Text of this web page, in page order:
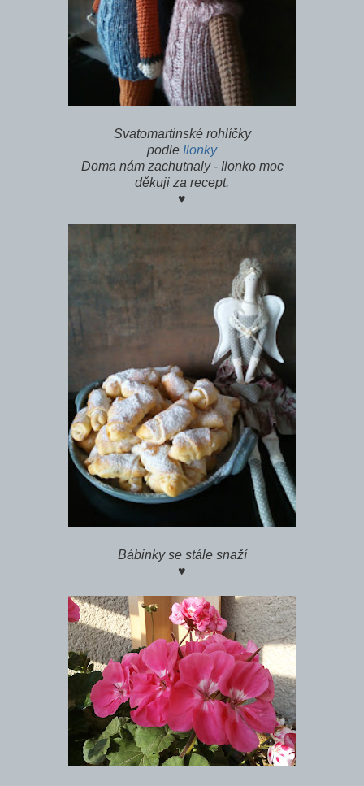
Svatomartinské rohlíčky
podle Ilonky
Doma nám zachutnaly - Ilonko moc
děkuji za recept.
♥
Bábinky se stále snaží
♥